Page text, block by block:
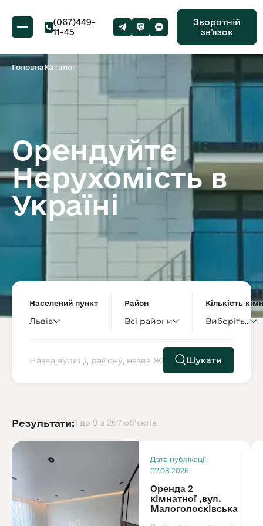
(067)449-
11-45
Зворотній
звʼязок
ГоловнаКаталог
Орендуйте
Нерухомість в
Україні
Населений пункт
Львів
Район
Всі райони
Кількість
Виберіть...
Шукати
Результати:1 до 9 з 267 об'єктів
Дата публікації:
07.08.2026
Оренда 2
кімнатної ,вул.
Малоголосківська